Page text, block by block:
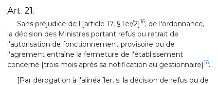
Art. 21.
Sans préjudice de l'[article 17, § 1er/2]16, de l'ordonnance,
la décision des Ministres portant refus ou retrait de
l'autorisation de fonctionnement provisoire ou de
l'agrément entraîne la fermeture de l'établissement
concerné [trois mois après sa notification au gestionnaire]16.
[Par dérogation à l'alinéa 1er, si la décision de refus ou de